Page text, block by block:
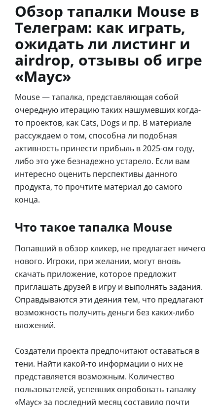
Обзор тапалки Mouse в
Телеграм: как играть,
ожидать ли листинг и
airdrop, отзывы об игре
«Маус»
Mouse — тапалка, представляющая собой
очередную итерацию таких нашумевших когда-
то проектов, как Cats, Dogs и пр. В материале
рассуждаем о том, способна ли подобная
активность принести прибыль в 2025-ом году,
либо это уже безнадежно устарело. Если вам
интересно оценить перспективы данного
продукта, то прочтите материал до самого
конца.
Что такое тапалка Mouse
Попавший в обзор кликер, не предлагает ничего
нового. Игроки, при желании, могут вновь
скачать приложение, которое предложит
приглашать друзей в игру и выполнять задания.
Оправдываются эти деяния тем, что предлагают
возможность получить деньги без каких-либо
вложений.
Создатели проекта предпочитают оставаться в
тени. Найти какой-то информации о них не
представляется возможным. Количество
пользователей, успевших опробовать тапалку
«Маус» за последний месяц составило почти